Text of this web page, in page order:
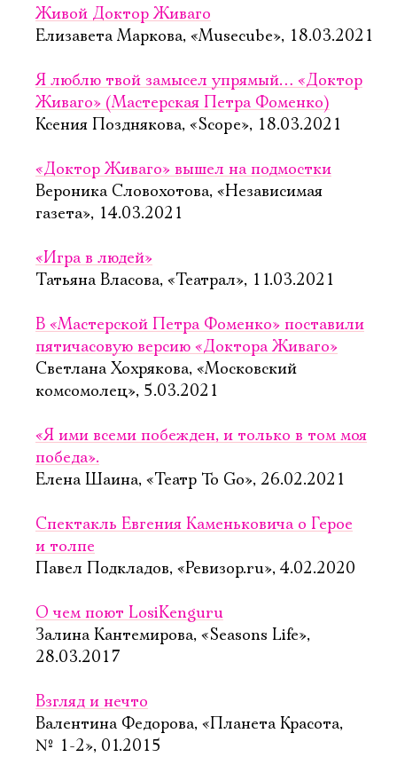
Живой Доктор Живаго
Елизавета Маркова, «Musecube», 18.03.2021
Я люблю твой замысел упрямый… «Доктор
Живаго» (Мастерская Петра Фоменко)
Ксения Позднякова, «Scope», 18.03.2021
«Доктор Живаго» вышел на подмостки
Вероника Словохотова, «Независимая
газета», 14.03.2021
«Игра в людей»
Татьяна Власова, «Театрал», 11.03.2021
В «Мастерской Петра Фоменко» поставили
пятичасовую версию «Доктора Живаго»
Светлана Хохрякова, «Московский
комсомолец», 5.03.2021
«Я ими всеми побежден, и только в том моя
победа».
Елена Шаина, «Театр To Go», 26.02.2021
Спектакль Евгения Каменьковича о Герое
и толпе
Павел Подкладов, «Ревизор.ru», 4.02.2020
О чем поют LosiKenguru
Залина Кантемирова, «Seasons Life»,
28.03.2017
Взгляд и нечто
Валентина Федорова, «Планета Красота,
№ 1-2», 01.2015